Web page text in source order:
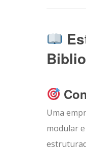
Uma
modular